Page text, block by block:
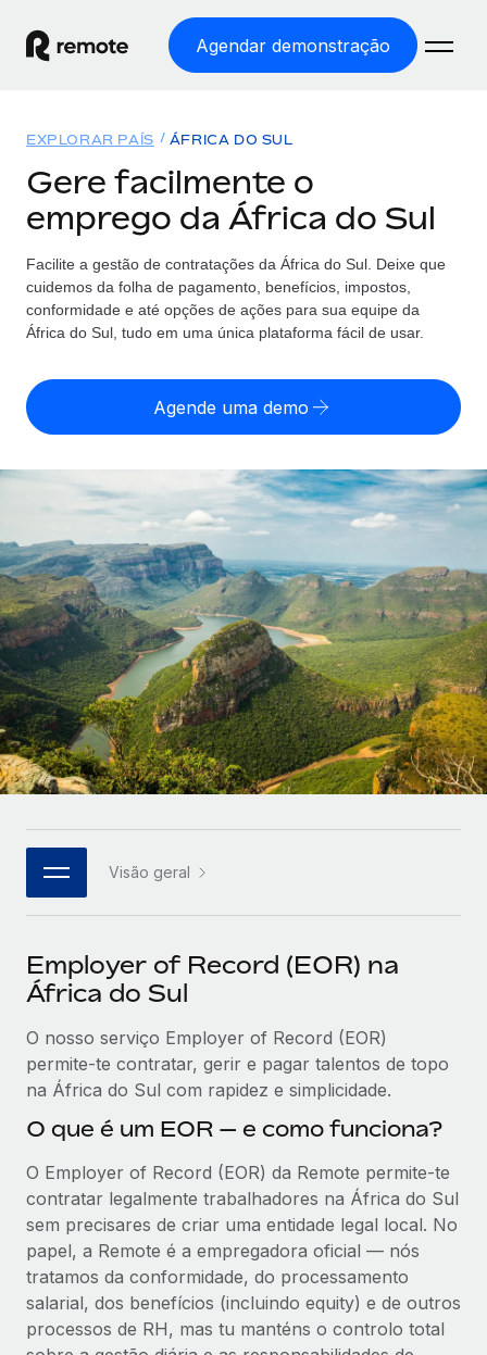
Agendar demonstração
EMPREGO GLOBAL
Processamento Salarial
Processamento salarial fácil e em conformidade
Employer of Record
entidades
SERVICES
Perguntar a um especialista
Obtenha apoio especializado em RH e
conformidade globais
Soluções
COBERTURA GLOBAL
Explorador de países
Encontra apoio para emprego global por país
Comparar a Remote
Veja como nos comparamos com os outros
TORNE-SE NOSSO PARCEIRO
Parceiros tecnológicos estratégicos
Integre os RH globais na sua plataforma de forma
flexível
CASE STUDIES
Preçário
English
Nederlands
Deutsch
Español
Italiano
Português (Portugal)
日本語
한국어
中文（简体）
Início de sessão
EXPLORAR PAÍS ÁFRICA DO SUL
Gere facilmente o
emprego da África do Sul
Facilite a gestão de contratações da África do Sul. Deixe que
cuidemos da folha de pagamento, benefícios, impostos,
conformidade e até opções de ações para sua equipe da
África do Sul, tudo em uma única plataforma fácil de usar.
Agende uma demo
Visão geral
Employer of Record (EOR) na
África do Sul
O nosso serviço Employer of Record (EOR)
permite-te contratar, gerir e pagar talentos de topo
na África do Sul com rapidez e simplicidade.
O que é um EOR — e como funciona?
O Employer of Record (EOR) da Remote permite-te
contratar legalmente trabalhadores na África do Sul
sem precisares de criar uma entidade legal local. No
papel, a Remote é a empregadora oficial — nós
tratamos da conformidade, do processamento
salarial, dos benefícios (incluindo equity) e de outros
processos de RH, mas tu manténs o controlo total